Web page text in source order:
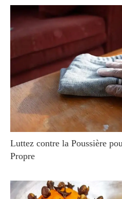
Luttez contre la Poussière
Propre